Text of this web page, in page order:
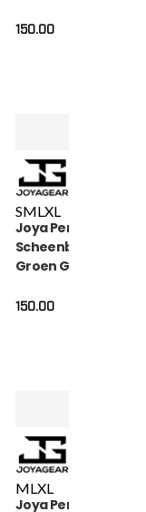
150.00
SMLXL
Joya Performance
Scheenbeschermers
Groen Goud
150.00
MLXL
Joya Performance